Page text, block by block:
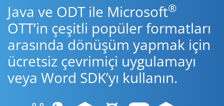
Java ve ODT ile Microsoft®
OTT’in çeşitli popüler formatları
arasında dönüşüm yapmak için
ücretsiz çevrimiçi uygulamayı
veya Word SDK’yı kullanın.